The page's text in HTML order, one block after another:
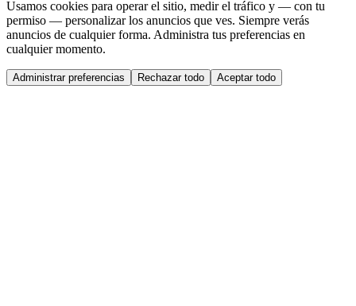
Usamos cookies para operar el sitio, medir el tráfico y — con tu
permiso — personalizar los anuncios que ves. Siempre verás
anuncios de cualquier forma. Administra tus preferencias en
cualquier momento.
Administrar preferencias Rechazar todo Aceptar todo